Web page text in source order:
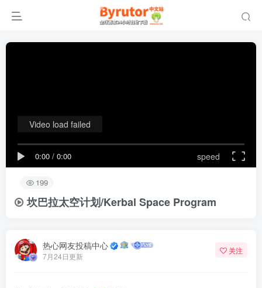
0:00 / 0:00 speed
Video load failed
199
坎巴拉太空计划/Kerbal Space Program
热心网友投稿中心
7月24日更新
关注